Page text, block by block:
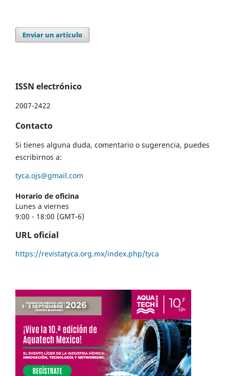
Enviar un artículo
ISSN electrónico
2007-2422
Contacto
Si tienes alguna duda, comentario o sugerencia, puedes
escribirnos a:
tyca.ojs@gmail.com
Horario de oficina
Lunes a viernes
9:00 - 18:00 (GMT-6)
URL oficial
https://revistatyca.org.mx/index.php/tyca